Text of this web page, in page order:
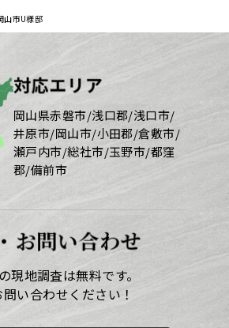
山市U様邸
対応エリア
岡山県赤磐市/浅口郡/浅口市/
井原市/岡山市/小田郡/倉敷市/
瀬戸内市/総社市/玉野市/都窪
郡/備前市
お問い合わせ
現地調査は無料です。
い合わせください！